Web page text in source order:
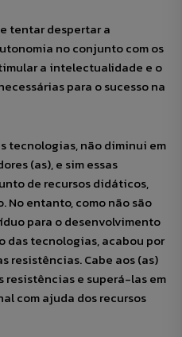
tentar despertar a
no conjunto com os
a intelectualidade e o
para o sucesso na
tecnologias, não diminui em
(as), e sim essas
de recursos didáticos,
No entanto, como não são
para o desenvolvimento
das tecnologias, acabou por
resistências. Cabe aos (as)
resistências e superá-las em
com ajuda dos recursos